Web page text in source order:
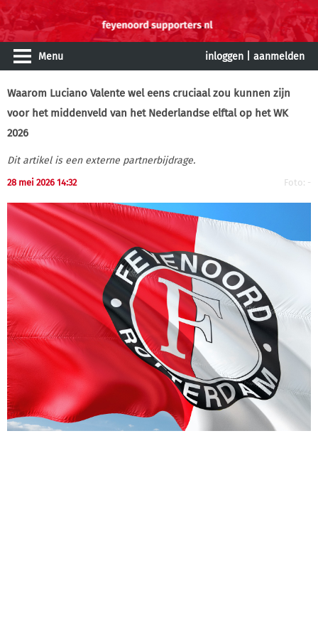
Menu inloggen aanmelden
Waarom Luciano Valente wel eens cruciaal zou kunnen zijn
voor het middenveld van het Nederlandse elftal op het WK
2026
Dit artikel is een externe partnerbijdrage.
28 mei 2026 14:32 Foto: -